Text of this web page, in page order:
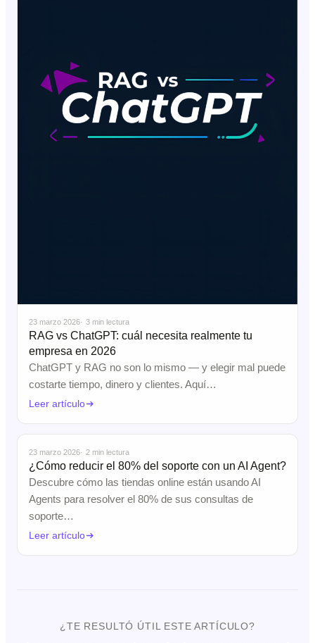
23 marzo 2026 3 min lectura
RAG vs ChatGPT: cuál necesita realmente tu
empresa en 2026
ChatGPT y RAG no son lo mismo — y elegir mal puede
costarte tiempo, dinero y clientes. Aquí…
Leer artículo
AI Agents
23 marzo 2026 2 min lectura
¿Cómo reducir el 80% del soporte con un AI Agent?
Descubre cómo las tiendas online están usando AI
Agents para resolver el 80% de sus consultas de
soporte…
Leer artículo
¿TE RESULTÓ ÚTIL ESTE ARTÍCULO?